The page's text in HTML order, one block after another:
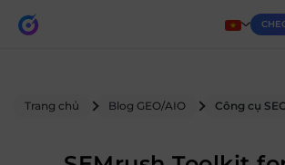
Trang chủ Blog GEO/AIO Công cụ